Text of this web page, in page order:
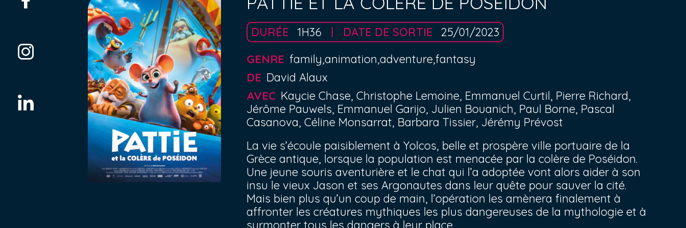
DURÉE 1H36 DATE DE SORTIE
25/01/2023
GENRE family,animation,adventure,fantasy
DE David Alaux
AVEC Kaycie Chase, Christophe Lemoine, Emmanuel Curtil, Pierre Richard,
Jérôme Pauwels, Emmanuel Garijo, Julien Bouanich, Paul Borne, Pascal
Casanova, Céline Monsarrat, Barbara Tissier, Jérémy Prévost
La vie s’écoule paisiblement à Yolcos, belle et prospère ville portuaire de la
Grèce antique, lorsque la population est menacée par la colère de Poséidon.
Une jeune souris aventurière et le chat qui l’a adoptée vont alors aider à son
insu le vieux Jason et ses Argonautes dans leur quête pour sauver la cité.
Mais bien plus qu’un coup de main, l’opération les amènera finalement à
affronter les créatures mythiques les plus dangereuses de la mythologie et à
surmonter tous les dangers à leur place.